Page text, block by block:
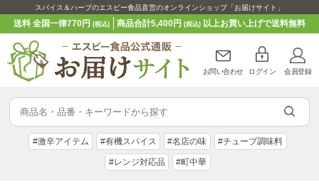
スパイス＆ハーブのエスビー食品直営のオンラインショップ「お届けサイト」
送料 全国一律770円(税込) 商品合計5,400円 (税込)以上お買い上げで送料無料
お問い合わせ ログイン 会員登録
#激辛アイテム #有機スパイス #名店の味 #チューブ調味料
#レンジ対応品 #町中華